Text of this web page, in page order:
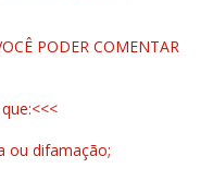
PODER COMENTAR
ou difamação;